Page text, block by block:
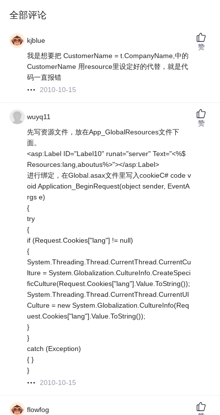
全部评论
kjblue
我是想要把 CustomerName = t.CompanyName,中的
CustomerName 用resource里设定好的代替，就是代
码一直报错
2010-10-15
赞
wuyq11
先写资源文件，放在App_GlobalResources文件下
面。
<asp:Label ID="Label10" runat="server" Text="<%$
Resources:lang,aboutus%>"></asp:Label>
进行绑定，在Global.asax文件里写入cookieC# code v
oid Application_BeginRequest(object sender, EventA
rgs e)
{
try
{
if (Request.Cookies["lang"] != null)
{
System.Threading.Thread.CurrentThread.CurrentCu
lture = System.Globalization.CultureInfo.CreateSpeci
ficCulture(Request.Cookies["lang"].Value.ToString());
System.Threading.Thread.CurrentThread.CurrentUI
Culture = new System.Globalization.CultureInfo(Req
uest.Cookies["lang"].Value.ToString());
}
}
catch (Exception)
{ }
}
2010-10-15
赞
flowfog